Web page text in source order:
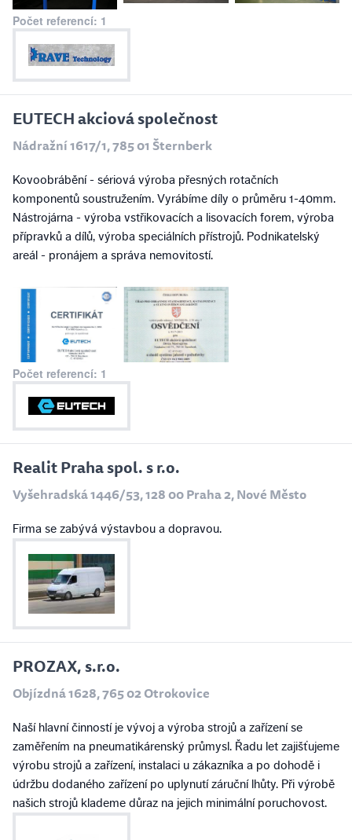
Počet referencí: 1
EUTECH akciová společnost
Nádražní 1617/1, 785 01 Šternberk
Kovoobrábění - sériová výroba přesných rotačních
komponentů soustružením. Vyrábíme díly o průměru 1-40mm.
Nástrojárna - výroba vstřikovacích a lisovacích forem, výroba
přípravků a dílů, výroba speciálních přístrojů. Podnikatelský
areál - pronájem a správa nemovitostí.
Počet referencí: 1
Realit Praha spol. s r.o.
Vyšehradská 1446/53, 128 00 Praha 2, Nové Město
Firma se zabývá výstavbou a dopravou.
PROZAX, s.r.o.
Objízdná 1628, 765 02 Otrokovice
Naší hlavní činností je vývoj a výroba strojů a zařízení se
zaměřením na pneumatikárenský průmysl. Řadu let zajišťujeme
výrobu strojů a zařízení, instalaci u zákazníka a po dohodě i
údržbu dodaného zařízení po uplynutí záruční lhůty. Při výrobě
našich strojů klademe důraz na jejich minimální poruchovost.